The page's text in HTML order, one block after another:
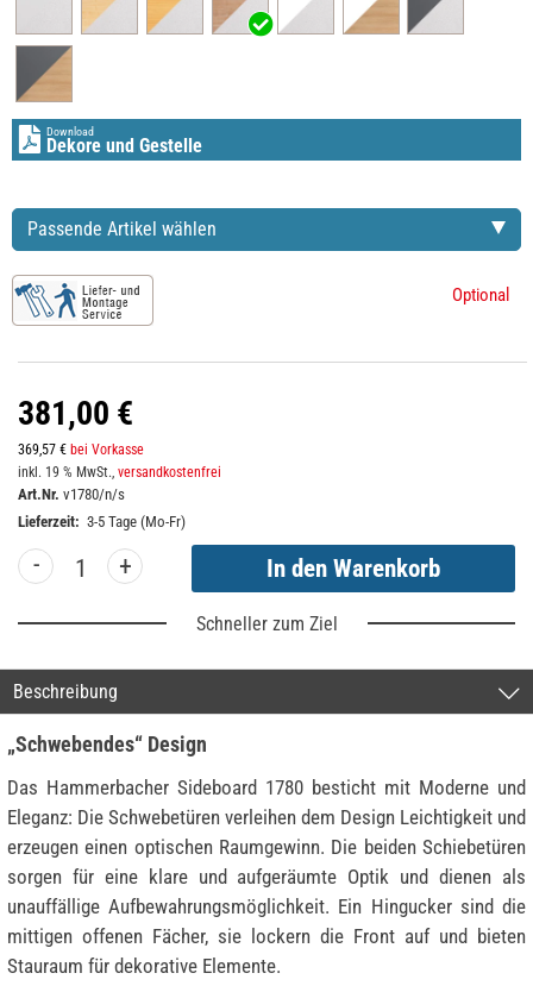
Download
Dekore und Gestelle
Passende Artikel wählen
Optional
381,00 €
369,57 € bei Vorkasse
inkl. 19 % MwSt., versandkostenfrei
Art.Nr. v1780/n/s
Lieferzeit: 3-5 Tage (Mo-Fr)
- +
Schneller zum Ziel
Beschreibung
„Schwebendes“ Design
Das Hammerbacher Sideboard 1780 besticht mit Moderne und
Eleganz: Die Schwebetüren verleihen dem Design Leichtigkeit und
erzeugen einen optischen Raumgewinn. Die beiden Schiebetüren
sorgen für eine klare und aufgeräumte Optik und dienen als
unauffällige Aufbewahrungsmöglichkeit. Ein Hingucker sind die
mittigen offenen Fächer, sie lockern die Front auf und bieten
Stauraum für dekorative Elemente.